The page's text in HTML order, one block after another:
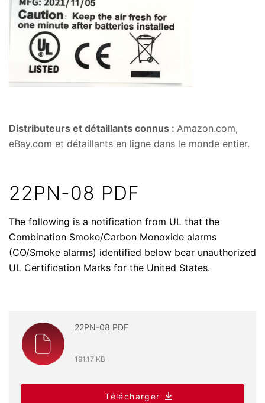
Distributeurs et détaillants connus : Amazon.com,
eBay.com et détaillants en ligne dans le monde entier.
22PN-08 PDF
The following is a notification from UL that the
Combination Smoke/Carbon Monoxide alarms
(CO/Smoke alarms) identified below bear unauthorized
UL Certification Marks for the United States.
22PN-08 PDF
191.17 KB
Télécharger